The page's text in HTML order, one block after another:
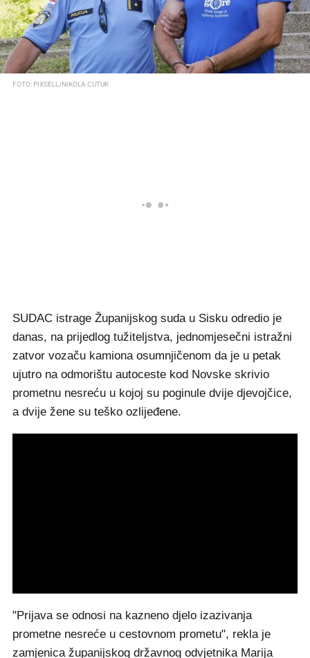
FOTO: PIXSELL/NIKOLA CUTUK
SUDAC istrage Županijskog suda u Sisku odredio je
danas, na prijedlog tužiteljstva, jednomjesečni istražni
zatvor vozaču kamiona osumnjičenom da je u petak
ujutro na odmorištu autoceste kod Novske skrivio
prometnu nesreću u kojoj su poginule dvije djevojčice,
a dvije žene su teško ozlijeđene.
"Prijava se odnosi na kazneno djelo izazivanja
prometne nesreće u cestovnom prometu", rekla je
zamjenica županijskog državnog odvjetnika Marija